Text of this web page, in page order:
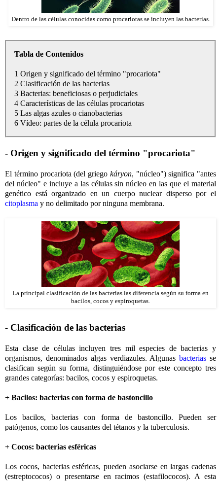
Dentro de las células conocidas como procariotas se incluyen las bacterias.
Tabla de Contenidos
1 Origen y significado del término "procariota"
2 Clasificación de las bacterias
3 Bacterias: beneficiosas o perjudiciales
4 Características de las células procariotas
5 Las algas azules o cianobacterias
6 Vídeo: partes de la célula procariota
- Origen y significado del término "procariota"
El término procariota (del griego káryon, "núcleo") significa "antes
del núcleo" e incluye a las células sin núcleo en las que el material
genético está organizado en un cuerpo nuclear disperso por el
citoplasma y no delimitado por ninguna membrana.
La principal clasificación de las bacterias las diferencia según su forma en
bacilos, cocos y espiroquetas.
- Clasificación de las bacterias
Esta clase de células incluyen tres mil especies de bacterias y
organismos, denominados algas verdiazules. Algunasbacterias se
clasifican según su forma, distinguiéndose por este concepto tres
grandes categorías: bacilos, cocos y espiroquetas.
+ Bacilos: bacterias con forma de bastoncillo
Los bacilos, bacterias con forma de bastoncillo. Pueden ser
patógenos, como los causantes del tétanos y la tuberculosis.
+ Cocos: bacterias esféricas
Los cocos, bacterias esféricas, pueden asociarse en largas cadenas
(estreptococos) o presentarse en racimos (estafilococos). A esta